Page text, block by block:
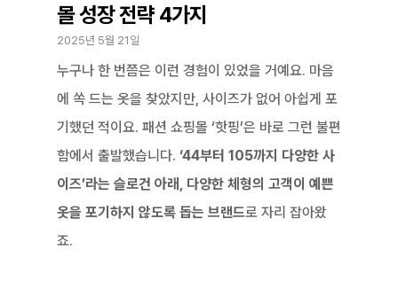
몰 성장 전략 4가지
2025년 5월 21일
누구나 한 번쯤은 이런 경험이 있었을 거예요. 마음
에 쏙 드는 옷을 찾았지만, 사이즈가 없어 아쉽게 포
기했던 적이요. 패션 쇼핑몰 ‘핫핑’은 바로 그런 불편
함에서 출발했습니다. ‘44부터 105까지 다양한 사
이즈’라는 슬로건 아래, 다양한 체형의 고객이 예쁜
옷을 포기하지 않도록 돕는 브랜드로 자리 잡아왔
죠.